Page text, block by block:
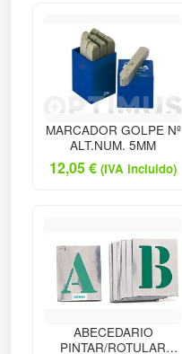
MARCADOR GOLPE Nº
ALT.NUM. 5MM
12,05€ (IVA incluido)
ABECEDARIO
PINTAR/ROTULAR